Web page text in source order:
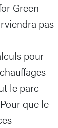
Green
pas
pour
le parc
que le